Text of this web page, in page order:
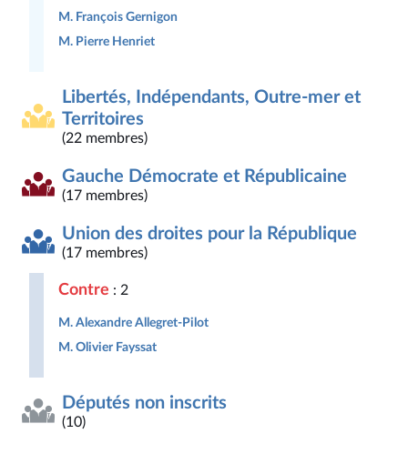
M. François Gernigon
M. Pierre Henriet
Libertés, Indépendants, Outre-mer et
Territoires
(22 membres)
Gauche Démocrate et Républicaine
(17 membres)
Union des droites pour la République
(17 membres)
Contre : 2
M. Alexandre Allegret-Pilot
M. Olivier Fayssat
Députés non inscrits
(10)